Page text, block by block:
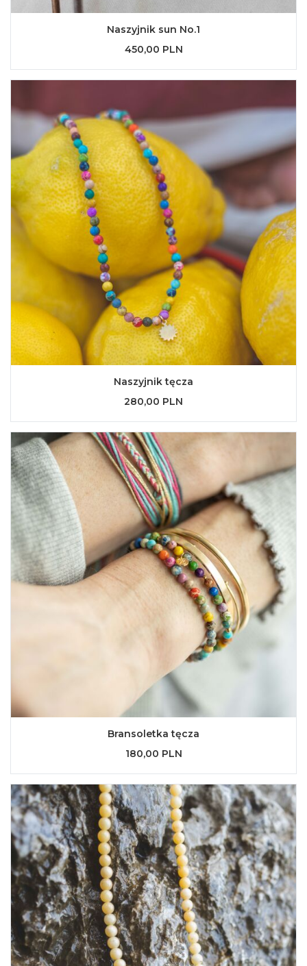
Naszyjnik sun No.1
450,00 PLN
Naszyjnik tęcza
280,00 PLN
Bransoletka tęcza
180,00 PLN